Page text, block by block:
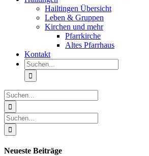
Hailtingen Übersicht
Leben & Gruppen
Kirchen und mehr
Pfarrkirche
Altes Pfarrhaus
Kontakt
Suche
nach:
Suche
nach:
Suche
nach:
Neueste Beiträge